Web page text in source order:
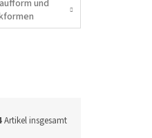
und
Artikel insgesamt